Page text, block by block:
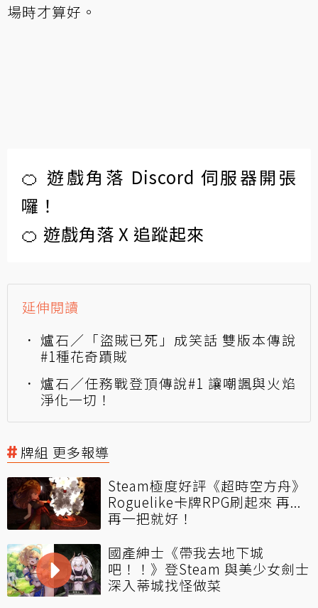
場時才算好。
🍊 遊戲角落 Discord 伺服器開張
囉！
🍊 遊戲角落 X 追蹤起來
延伸閱讀
爐石／「盜賊已死」成笑話 雙版本傳說
#1種花奇蹟賊
爐石／任務戰登頂傳說#1 讓嘲諷與火焰
淨化一切！
牌組 更多報導
Steam極度好評《超時空方舟》
Roguelike卡牌RPG刷起來 再...
再一把就好！
國產紳士《帶我去地下城
吧！！》登Steam 與美少女劍士
深入蒂城找怪做菜